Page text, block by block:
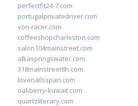
perfectfit24-7.com
portugalprivatedriver.com
von-racer.com
coffeeshopcharleston.com
salon104mainstreet.com
alkaspringswater.com
318mainstreet8h.com
lovenailsspari.com
oakberry-kuwait.com
quartzliterary.com